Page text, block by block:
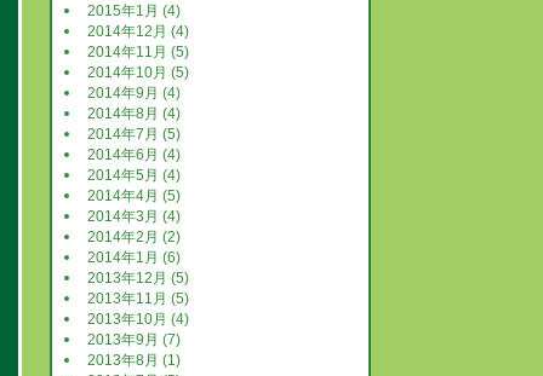
2015年1月 (4)
2014年12月 (4)
2014年11月 (5)
2014年10月 (5)
2014年9月 (4)
2014年8月 (4)
2014年7月 (5)
2014年6月 (4)
2014年5月 (4)
2014年4月 (5)
2014年3月 (4)
2014年2月 (2)
2014年1月 (6)
2013年12月 (5)
2013年11月 (5)
2013年10月 (4)
2013年9月 (7)
2013年8月 (1)